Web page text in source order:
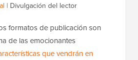
| Divulgación del lector
formatos de publicación son
de las emocionantes
que vendrán en